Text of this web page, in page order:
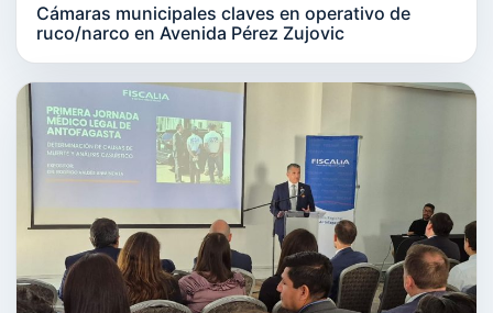
Cámaras municipales claves en operativo de
ruco/narco en Avenida Pérez Zujovic